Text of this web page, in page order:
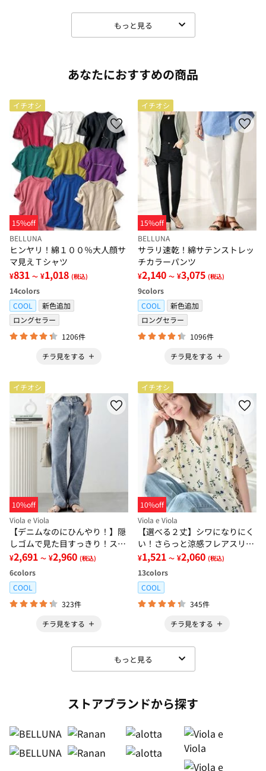
もっと見る
あなたにおすすめの商品
イチオシ
15%off
BELLUNA
ヒンヤリ！綿１００％大人顔サ
マ見えＴシャツ
¥831 ～ ¥1,018 (税込)
14colors
COOL
新色追加
ロングセラー
1206件
チラ見をする
イチオシ
15%off
BELLUNA
サラリ速乾！綿サテンストレッ
チカラーパンツ
¥2,140 ～ ¥3,075 (税込)
9colors
COOL
新色追加
ロングセラー
1096件
チラ見をする
イチオシ
10%off
Viola e Viola
【デニムなのにひんやり！】隠
しゴムで見た目すっきり！スト
レッチ楽ちんデニム
¥2,691 ～ ¥2,960 (税込)
6colors
COOL
323件
チラ見をする
イチオシ
10%off
Viola e Viola
【選べる２丈】シワになりにく
い！さらっと涼感フレアスリー
ブブラウス
¥1,521 ～ ¥2,060 (税込)
13colors
COOL
345件
チラ見をする
もっと見る
ストアブランドから探す